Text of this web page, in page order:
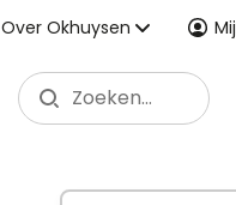
Over Okhuysen